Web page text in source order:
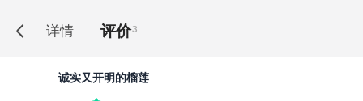
详情 评价3
诚实又开明的榴莲